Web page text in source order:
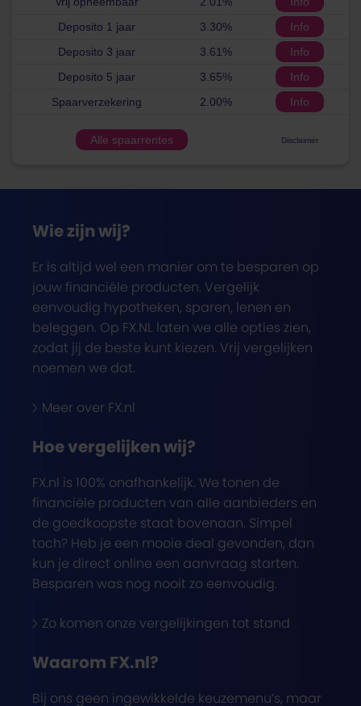
Deposito 1 jaar
3.30%
Info
Deposito 3 jaar
3.61%
Info
Deposito 5 jaar
3.65%
Info
Spaarverzekering
2.00% Info
Alle spaarrentes Disclaimer
Wie zijn wij?
Er is altijd wel een manier om te besparen op
jouw financiële producten. Vergelijk
eenvoudig hypotheken, sparen, lenen en
beleggen. Op FX.NL laten we alle opties zien,
zodat jij de beste kunt kiezen. Vrij vergelijken
noemen we dat.
Meer over FX.nl
Hoe vergelijken wij?
FX.nl is 100% onafhankelijk. We tonen de
financiële producten van alle aanbieders en
de goedkoopste staat bovenaan. Simpel
toch? Heb je een mooie deal gevonden, dan
kun je direct online een aanvraag starten.
Besparen was nog nooit zo eenvoudig.
Zo komen onze vergelijkingen tot stand
Waarom FX.nl?
Bij ons geen ingewikkelde keuzemenu’s, maar